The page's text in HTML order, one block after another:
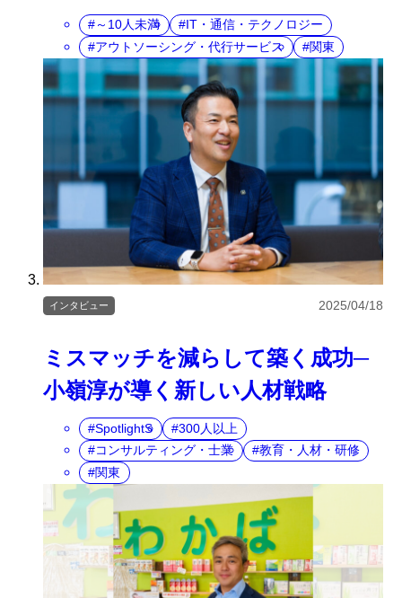
～10人未満
IT・通信・テクノロジー
アウトソーシング・代行サービス
関東
ミスマッチを減らして築く成功─
小嶺淳が導く新しい人材戦略
インタビュー 2025/04/18
SpotlightS
300人以上
コンサルティング・士業
教育・人材・研修
関東